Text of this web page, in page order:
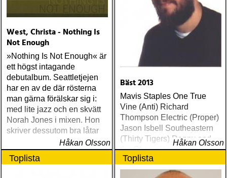
West, Christa - Nothing Is
Not Enough
»Nothing Is Not Enough« är
ett högst intagande
debutalbum. Seattletjejen
har en av de där rösterna
man gärna förälskar sig i:
med lite jazz och en skvätt
Norah Jones i mixen. Hon
skriver dessutom bra låtar
Håkan Olsson
Bäst 2013
Mavis Staples One True
Vine (Anti) Richard
Thompson Electric (Proper)
Jason Isbell Southeastern
(Thirty Tigers) Danny and
the Champions of the World
Stay True (Loose) Slow Fox
Just Like the Birds (Rootsy)
Håkan Olsson
Toplista Toplista